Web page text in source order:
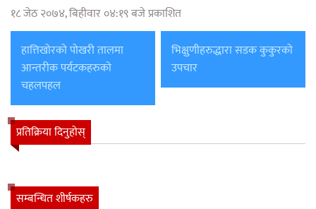
१८ जेठ २०७४, बिहीवार ०४:१९ बजे प्रकाशित
हात्तिखोरको पोखरी तालमा
आन्तरीक पर्यटकहरुको
चहलपहल
भिक्षुणीहरुद्धारा सडक कुकुरको
उपचार
प्रतिक्रिया दिनुहोस्
सम्बन्धित शीर्षकहरु